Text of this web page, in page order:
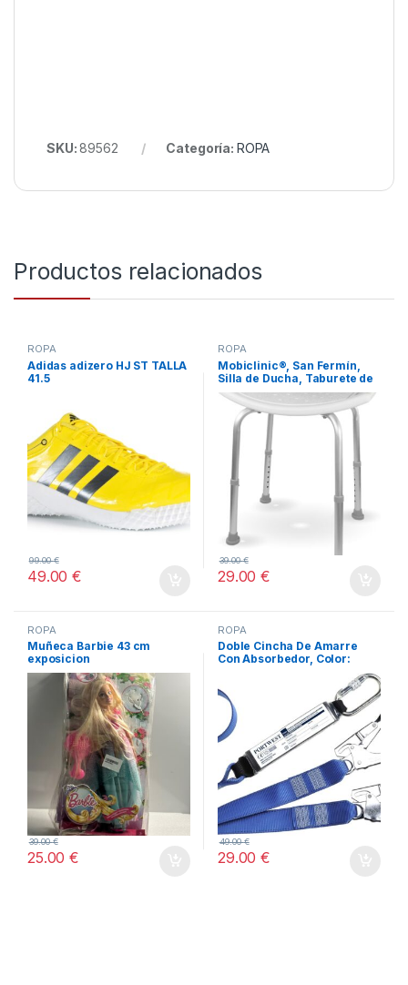
SKU:89562 Categoría: ROPA
Productos relacionados
ROPA
Adidas adizero HJ ST TALLA
41.5
49.00€
99.00€
ROPA
Mobiclinic®, San Fermín,
Silla de Ducha, Taburete de
baño, Marca española,
Ortopédica, Aluminio
29.00€
39.00€
ROPA
Muñeca Barbie 43 cm
exposicion
25.00€
39.00€
ROPA
Doble Cincha De Amarre
Con Absorbedor, Color:
29.00€
49.00€